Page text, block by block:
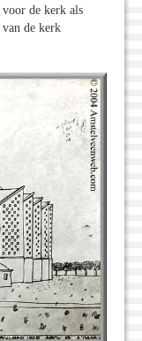
de kerk als
de kerk